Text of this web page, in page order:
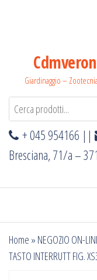
Giardinaggio –
+ 045 954166 ||
Bresciana, 71/a –
Home » NEGOZIO ON-
TASTO INTERRUTT FIG.